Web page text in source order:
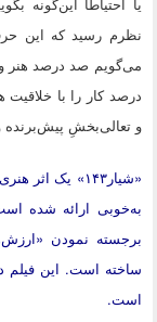
نظرم رسید که این
می‌گویم صد درصد هنر و
درصد کار را با
و تعالی‌بخشِ پیش‌برنده
«شیار۱۴۳» یک
به‌خوبی ارائه شده
برجسته نمودن
ساخته است. این فیلم
است.